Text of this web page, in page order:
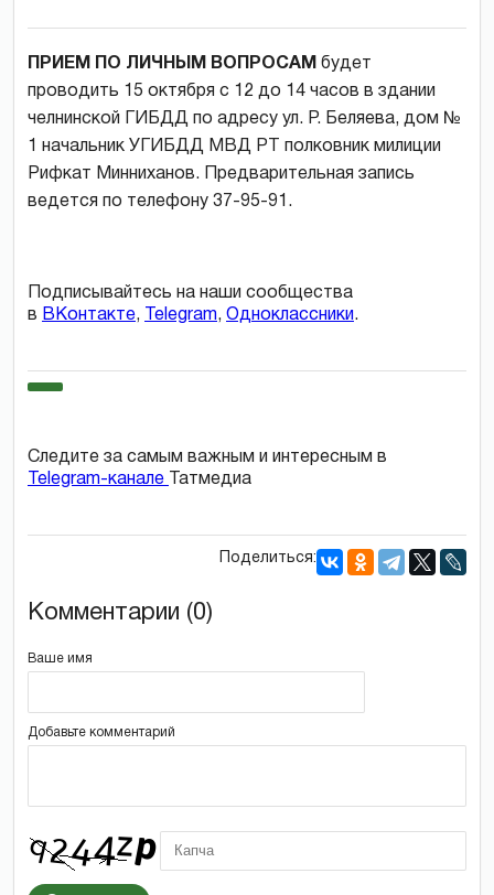
ПРИЕМ ПО ЛИЧНЫМ ВОПРОСАМ будет
проводить 15 октября с 12 до 14 часов в здании
челнинской ГИБДД по адресу ул. Р. Беляева, дом №
1 начальник УГИБДД МВД РТ полковник милиции
Рифкат Минниханов. Предварительная запись
ведется по телефону 37-95-91.
Подписывайтесь на наши сообщества
в ВКонтакте, Telegram, Одноклассники.
Следите за самым важным и интересным в
Telegram-канале
Татмедиа
Поделиться:
Комментарии (0)
Ваше имя
Добавьте комментарий